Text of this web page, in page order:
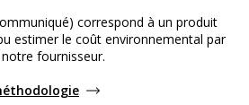
correspond à un produit
estimer le coût environnemental par
fournisseur.